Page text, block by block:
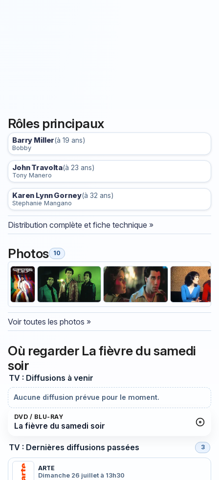
Rôles principaux
Barry Miller(à 19 ans)
Bobby
John Travolta(à 23 ans)
Tony Manero
Karen Lynn Gorney(à 32 ans)
Stephanie Mangano
Distribution complète et fiche technique »
Photos 10
Voir toutes les photos »
Où regarder La fièvre du samedi
soir
TV : Diffusions à venir
Aucune diffusion prévue pour le moment.
DVD / BLU-RAY
La fièvre du samedi soir
TV : Dernières diffusions passées 3
ARTE
Dimanche 26 juillet à 13h30